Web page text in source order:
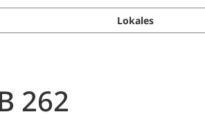
Lokales
262